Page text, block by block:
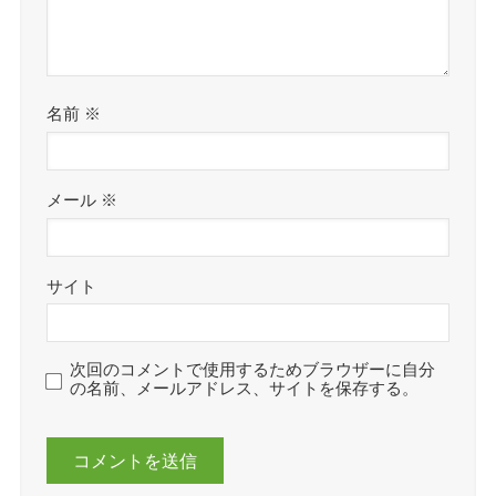
名前 ※
メール ※
サイト
次回のコメントで使用するためブラウザーに自分
の名前、メールアドレス、サイトを保存する。